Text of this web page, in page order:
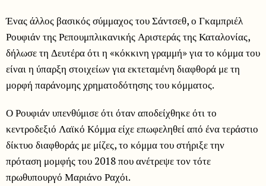
Ένας άλλος βασικός σύμμαχος του Σάντσεθ, ο Γκαμπριέλ
Ρουφιάν της Ρεπουμπλικανικής Αριστεράς της Καταλονίας,
δήλωσε τη Δευτέρα ότι η «κόκκινη γραμμή» για το κόμμα του
είναι η ύπαρξη στοιχείων για εκτεταμένη διαφθορά με τη
μορφή παράνομης χρηματοδότησης του κόμματος.
Ο Ρουφιάν υπενθύμισε ότι όταν αποδείχθηκε ότι το
κεντροδεξιό Λαϊκό Κόμμα είχε επωφεληθεί από ένα τεράστιο
δίκτυο διαφθοράς με μίζες, το κόμμα του στήριξε την
πρόταση μομφής του 2018 που ανέτρεψε τον τότε
πρωθυπουργό Μαριάνο Ραχόι.